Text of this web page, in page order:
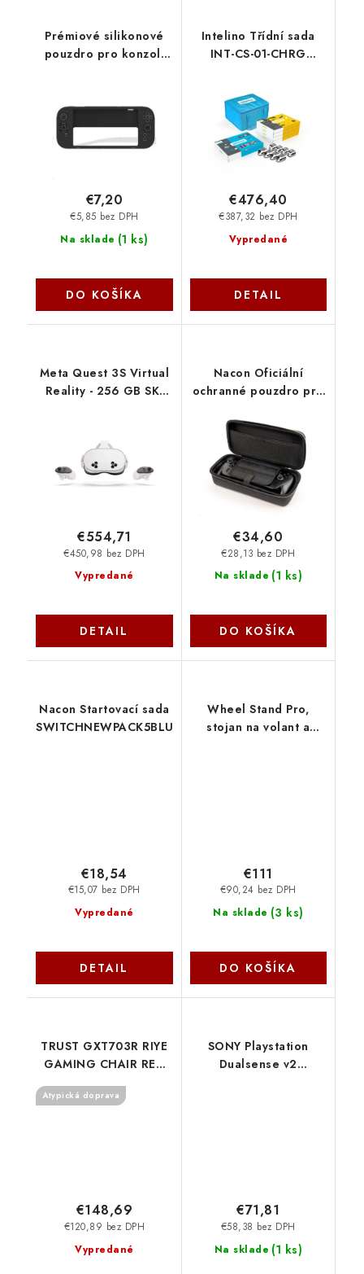
Prémiové silikonové
pouzdro pro konzoli
Na sklade (1 ks)
€5,85 bez DPH
€7,20
DO KOŠÍKA
Intelino Třídní sada
INT-CS-01-CHRG
Vypredané
€387,32 bez DPH
€476,40
DETAIL
Meta Quest 3S Virtual
Reality - 256 GB SK-
Vypredané
€450,98 bez DPH
€554,71
DETAIL
Nacon Oficiální
ochranné pouzdro pro
XBXROGPOUCHXL
Na sklade (1 ks)
€28,13 bez DPH
€34,60
DO KOŠÍKA
Nacon Startovací sada
SWITCHNEWPACK5BLUE
Vypredané
€15,07 bez DPH
€18,54
DETAIL
Wheel Stand Pro,
stojan na volant a
Na sklade (3 ks)
€90,24 bez DPH
€111
DO KOŠÍKA
TRUST GXT703R RIYE
GAMING CHAIR RED
24986 Trust
Atypická doprava
Vypredané
€120,89 bez DPH
€148,69
SONY Playstation
Dualsense v2
Na sklade (1 ks)
€58,38 bez DPH
€71,81